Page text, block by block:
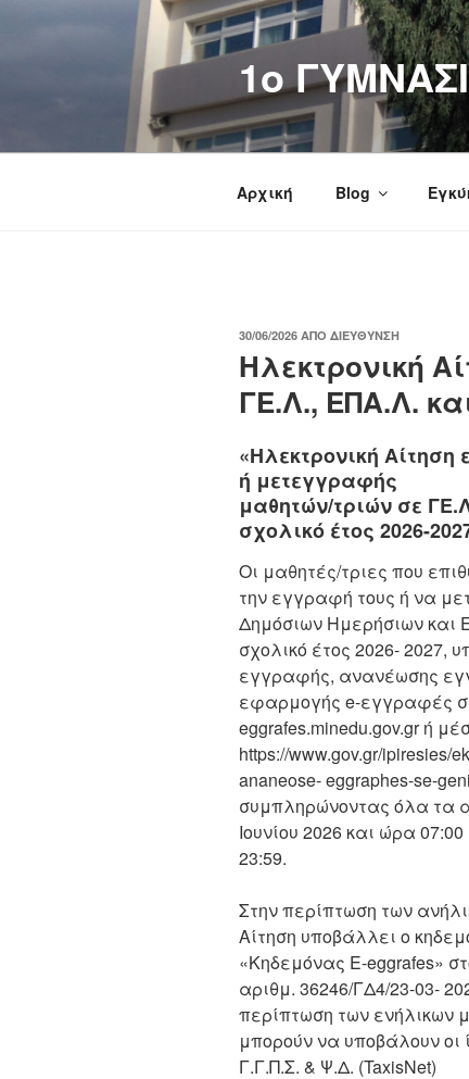
1o
Αρχική Blog
ΔΗΜΟΣΙΕΎΤΗΚΕ
30/06/2026 ΑΠΌ ΔΙΕΎΘΥΝΣΗ
Ηλεκτρονική
ΓΕ.Λ., ΕΠΑ.Λ.
«Ηλεκτρονική
ή μετεγγραφής
μαθητών/τριών σε
σχολικό έτος 2026-
Οι μαθητές/τριες που
την εγγραφή τους ή να
Δημόσιων Ημερήσιων και
σχολικό έτος 2026- 2027,
εγγραφής, ανανέωσης
εφαρμογής e-εγγραφές
eggrafes.minedu.gov.gr ή
https://www.gov.gr/ipiresies/
ananeose- eggraphes-se-
συμπληρώνοντας όλα τα
Ιουνίου 2026 και ώρα
23:59.
Στην περίπτωση των
Αίτηση υποβάλλει ο
«Κηδεμόνας E-eggrafes»
αριθμ. 36246/ΓΔ4/23-03-
περίπτωση των ενήλικων
μπορούν να υποβάλουν οι
Γ.Γ.Π.Σ. & Ψ.Δ. (TaxisNet)